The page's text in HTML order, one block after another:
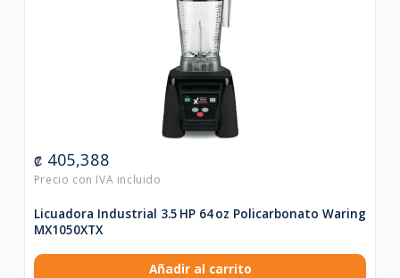
₡ 405,388
Licuadora Industrial 3.5 HP 64 oz Policarbonato Waring
MX1050XTX
Añadir al carrito